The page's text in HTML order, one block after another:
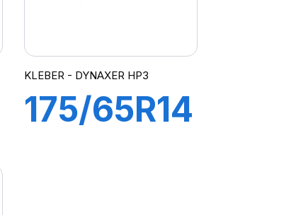
KLEBER - DYNAXER HP3
175/65R14